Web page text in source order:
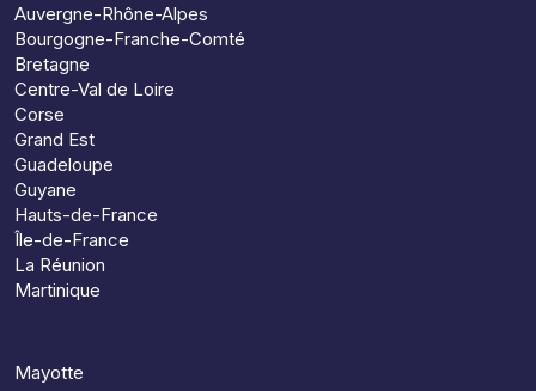
Auvergne-Rhône-Alpes
Bourgogne-Franche-Comté
Bretagne
Centre-Val de Loire
Corse
Grand Est
Guadeloupe
Guyane
Hauts-de-France
Île-de-France
La Réunion
Martinique
Mayotte